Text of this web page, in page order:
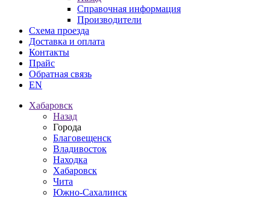
Справочная информация
Производители
Схема проезда
Доставка и оплата
Контакты
Прайс
Обратная связь
EN
Хабаровск
Назад
Города
Благовещенск
Владивосток
Находка
Хабаровск
Чита
Южно-Сахалинск